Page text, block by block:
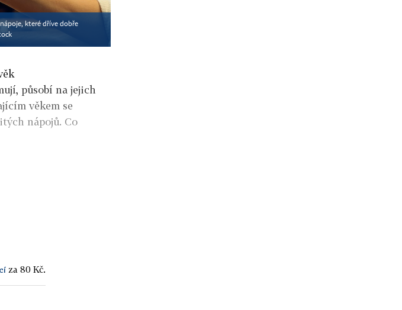
které dříve dobře
působí na jejich
věkem se
nápojů. Co
za 80 Kč.